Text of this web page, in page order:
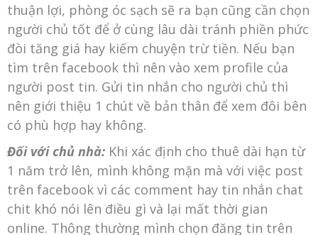
thuận lợi, phòng óc sạch sẽ ra bạn cũng cần chọn
người chủ tốt để ở cùng lâu dài tránh phiền phức
đòi tăng giá hay kiếm chuyện trừ tiền. Nếu bạn
tìm trên facebook thì nên vào xem profile của
người post tin. Gửi tin nhắn cho người chủ thì
nên giới thiệu 1 chút về bản thân để xem đôi bên
có phù hợp hay không.
Đối với chủ nhà: Khi xác định cho thuê dài hạn từ
1 năm trở lên, mình không mặn mà với việc post
trên facebook vì các comment hay tin nhắn chat
chit khó nói lên điều gì và lại mất thời gian
online. Thông thường mình chọn đăng tin trên